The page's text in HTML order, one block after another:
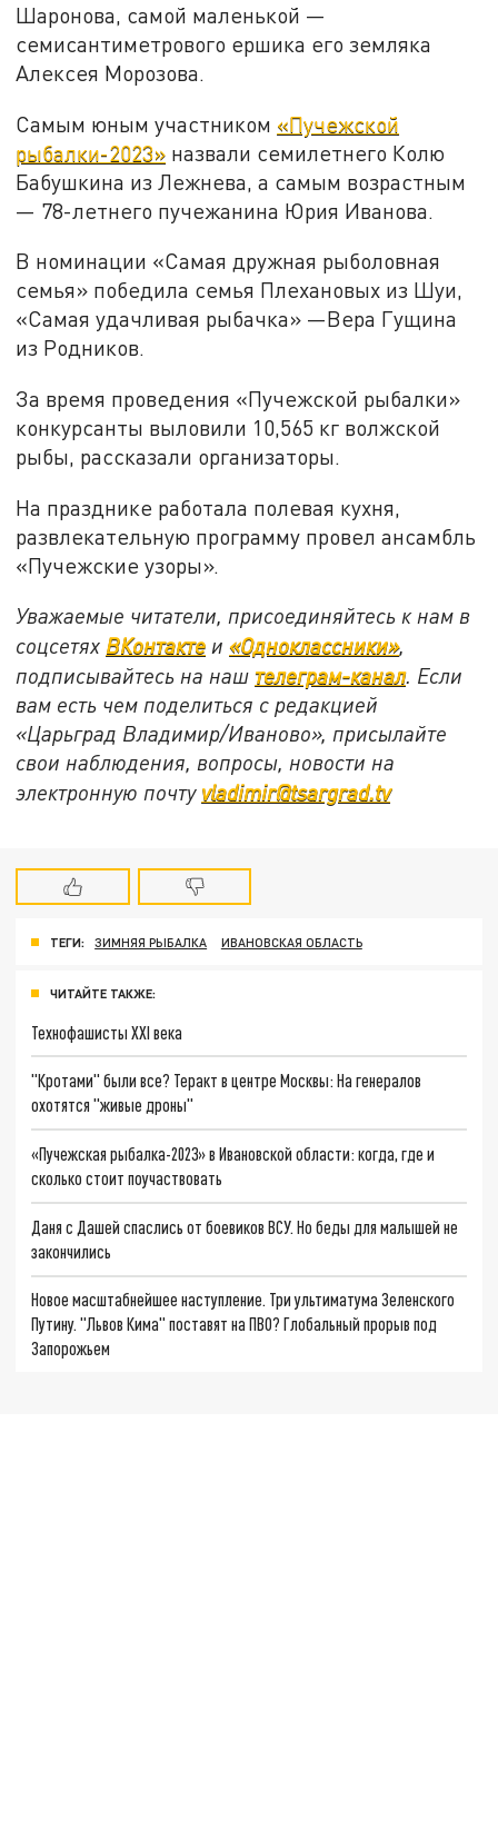
Шаронова, самой маленькой —
семисантиметрового ершика его земляка
Алексея Морозова.
Самым юным участником «Пучежской
рыбалки-2023» назвали семилетнего Колю
Бабушкина из Лежнева, а самым возрастным
— 78-летнего пучежанина Юрия Иванова.
В номинации «Самая дружная рыболовная
семья» победила семья Плехановых из Шуи,
«Самая удачливая рыбачка» —Вера Гущина
из Родников.
За время проведения «Пучежской рыбалки»
конкурсанты выловили 10,565 кг волжской
рыбы, рассказали организаторы.
На празднике работала полевая кухня,
развлекательную программу провел ансамбль
«Пучежские узоры».
Уважаемые читатели, присоединяйтесь к нам в
соцсетях ВКонтакте и«Одноклассники»,
подписывайтесь на наш телеграм-канал. Если
вам есть чем поделиться с редакцией
«Царьград Владимир/Иваново», присылайте
свои наблюдения, вопросы, новости на
электронную почту vladimir@tsargrad.tv
ТЕГИ: ЗИМНЯЯ РЫБАЛКА ИВАНОВСКАЯ ОБЛАСТЬ
ЧИТАЙТЕ ТАКЖЕ:
Технофашисты XXI века
"Кротами" были все? Теракт в центре Москвы: На генералов
охотятся "живые дроны"
«Пучежская рыбалка-2023» в Ивановской области: когда, где и
сколько стоит поучаствовать
Даня с Дашей спаслись от боевиков ВСУ. Но беды для малышей не
закончились
Новое масштабнейшее наступление. Три ультиматума Зеленского
Путину. "Львов Кима" поставят на ПВО? Глобальный прорыв под
Запорожьем